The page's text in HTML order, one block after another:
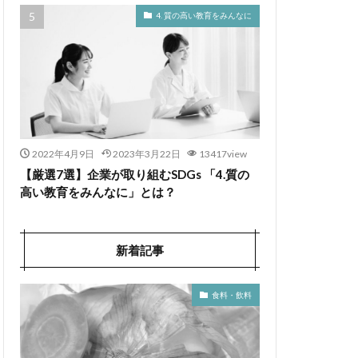
4. 質の高い教育をみんなに
2022年4月9日 2023年3月22日 13417view
【厳選7選】企業が取り組むSDGs 「4.質の
高い教育をみんなに」とは？
新着記事
食料・飲料